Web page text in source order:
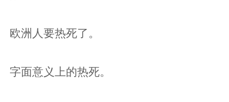
欧洲人要热死了。
字面意义上的热死。